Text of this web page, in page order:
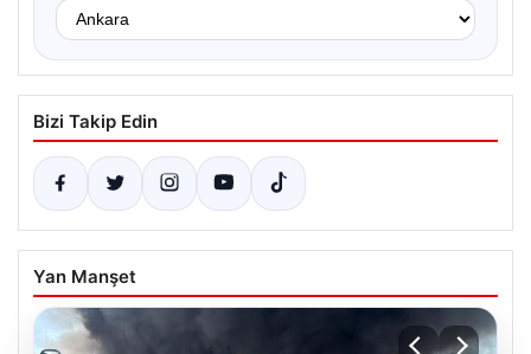
Bizi Takip Edin
Yan Manşet